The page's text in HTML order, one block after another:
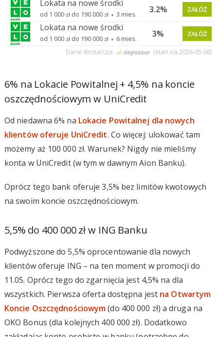
6% na Lokacie Powitalnej + 4,5% na koncie
oszczędnościowym w UniCredit
Od niedawna 6% na Lokacie Powitalnej dla nowych
klientów oferuje UniCredit. Co więcej: ulokować tam
możemy aż 100 000 zł. Warunek? Nigdy nie mieliśmy
konta w UniCredit (w tym w dawnym Aion Banku).
Oprócz tego bank oferuje 3,5% bez limitów kwotowych
na swoim koncie oszczędnościowym.
5,5% do 400 000 zł w ING Banku
Podwyższone do 5,5% oprocentowanie dla nowych
klientów oferuje ING – na ten moment w promocji do
11.05. Oprócz tego do zgarnięcia jest 4,5% na dla
wszystkich. Pierwsza oferta dostępna jest na Otwartym
Koncie Oszczędnościowym(do 400 000 zł) a druga na
OKO Bonus (dla kolejnych 400 000 zł). Dodatkowo